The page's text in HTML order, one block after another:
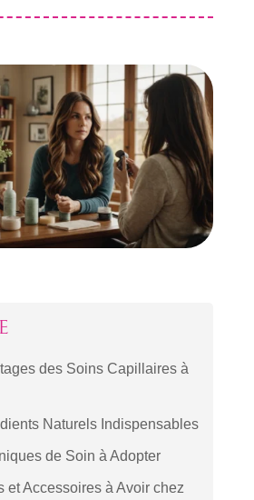
des Soins Capillaires à
Naturels Indispensables
de Soin à Adopter
et Accessoires à Avoir chez